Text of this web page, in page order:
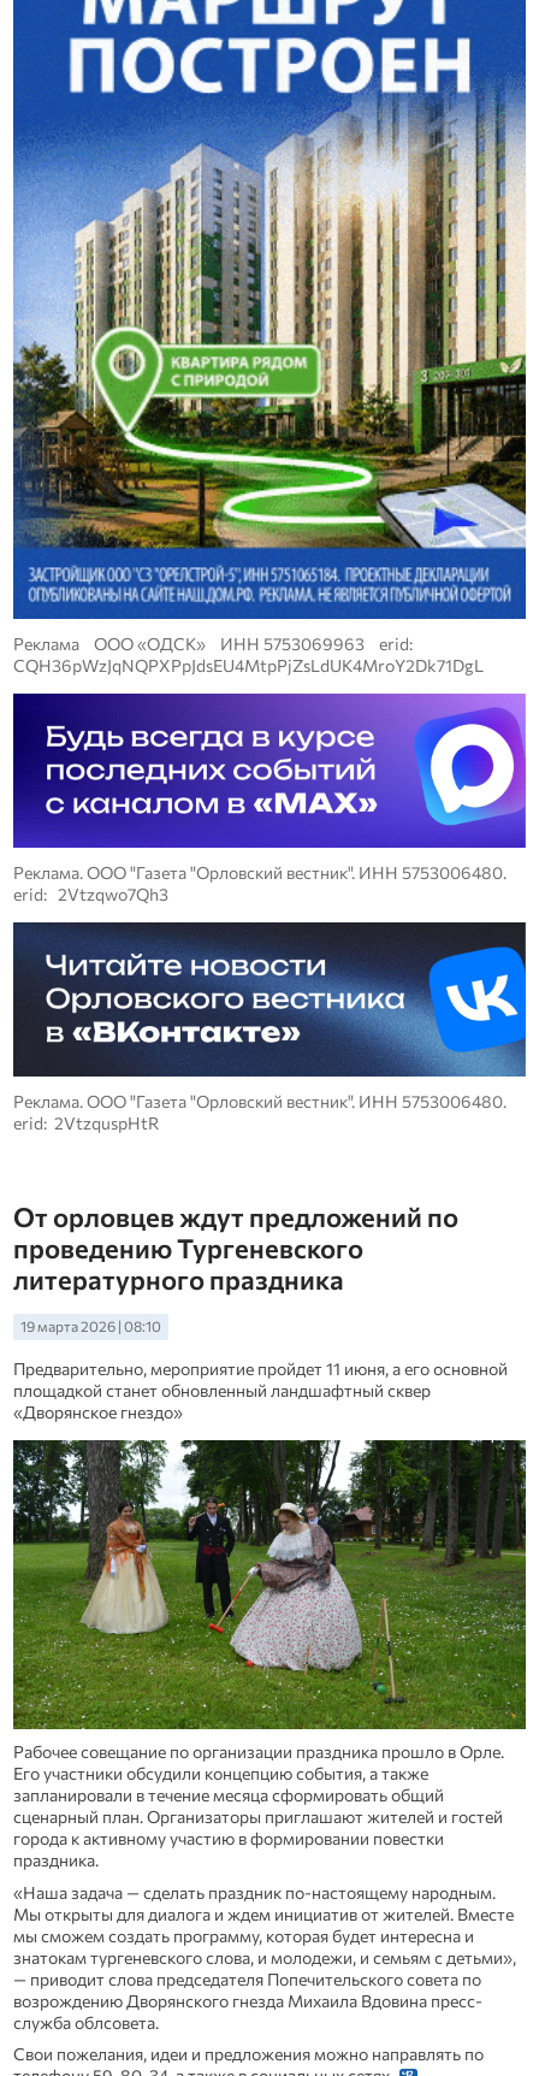
Реклама ООО «ОДСК» ИНН 5753069963 erid:
CQH36pWzJqNQPXPpJdsEU4MtpPjZsLdUK4MroY2Dk71DgL
Реклама. ООО "Газета "Орловский вестник". ИНН 5753006480.
erid: 2Vtzqwo7Qh3
Реклама. ООО "Газета "Орловский вестник". ИНН 5753006480.
erid: 2VtzquspHtR
От орловцев ждут предложений по
проведению Тургеневского
литературного праздника
19 марта 2026 | 08:10
Предварительно, мероприятие пройдет 11 июня, а его основной
площадкой станет обновленный ландшафтный сквер
«Дворянское гнездо»
Рабочее совещание по организации праздника прошло в Орле.
Его участники обсудили концепцию события, а также
запланировали в течение месяца сформировать общий
сценарный план. Организаторы приглашают жителей и гостей
города к активному участию в формировании повестки
праздника.
«Наша задача — сделать праздник по-настоящему народным.
Мы открыты для диалога и ждем инициатив от жителей. Вместе
мы сможем создать программу, которая будет интересна и
знатокам тургеневского слова, и молодежи, и семьям с детьми»,
— приводит слова председателя Попечительского совета по
возрождению Дворянского гнезда Михаила Вдовина пресс-
служба облсовета.
Свои пожелания, идеи и предложения можно направлять по